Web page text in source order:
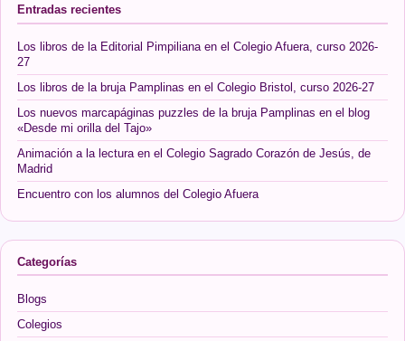
Entradas recientes
Los libros de la Editorial Pimpiliana en el Colegio Afuera, curso 2026-
27
Los libros de la bruja Pamplinas en el Colegio Bristol, curso 2026-27
Los nuevos marcapáginas puzzles de la bruja Pamplinas en el blog
«Desde mi orilla del Tajo»
Animación a la lectura en el Colegio Sagrado Corazón de Jesús, de
Madrid
Encuentro con los alumnos del Colegio Afuera
Categorías
Blogs
Colegios